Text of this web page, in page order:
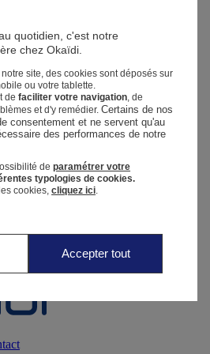
quotidien, c'est notre
chez Okaïdi.
site, des cookies sont déposés sur
ou votre tablette.
defaciliter votre navigation , de
et d'y remédier.Certains de nos
consentement et ne servent qu'au
des performances de notre
deparamétrer votre
typologies de cookies.
cookies,cliquez ici
Accepter tout